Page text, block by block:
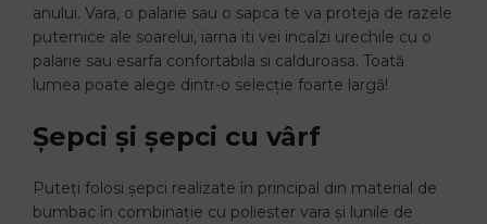
anului. Vara, o palarie sau o sapca te va proteja de razele
puternice ale soarelui, iarna iti vei incalzi urechile cu o
palarie sau esarfa confortabila si calduroasa. Toată
lumea poate alege dintr-o selecție foarte largă!
Șepci și șepci cu vârf
Puteți folosi șepci realizate în principal din material de
bumbac în combinație cu poliester vara și lunile de